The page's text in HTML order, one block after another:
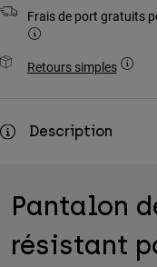
Frais de port gratuits
Retours simples
Description
Pantalon
résistant